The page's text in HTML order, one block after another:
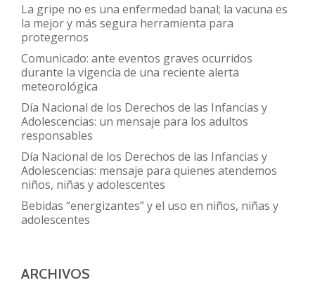
Clínica
Mayo
en
los
Estados
Unidos
La gripe no es una enfermedad banal; la vacuna es
la mejor y más segura herramienta para
protegernos
Comunicado: ante eventos graves ocurridos
durante la vigencia de una reciente alerta
meteorológica
Día Nacional de los Derechos de las Infancias y
Adolescencias: un mensaje para los adultos
responsables
Día Nacional de los Derechos de las Infancias y
Adolescencias: mensaje para quienes atendemos
niños, niñas y adolescentes
Bebidas “energizantes” y el uso en niños, niñas y
adolescentes
ARCHIVOS